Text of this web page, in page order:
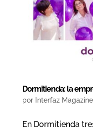
Dormitienda: la
por Interfaz Magazine
En Dormitienda